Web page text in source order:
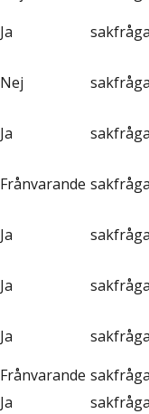
Ja
Nej
Ja
Frånvarande
Ja
Ja
Ja
Frånvarande
Ja